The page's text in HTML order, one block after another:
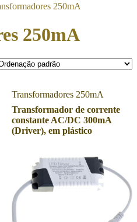
250mA
250mA
Transformadores 250mA
Transformador de corrente
constante AC/DC 300mA
(Driver), em plástico